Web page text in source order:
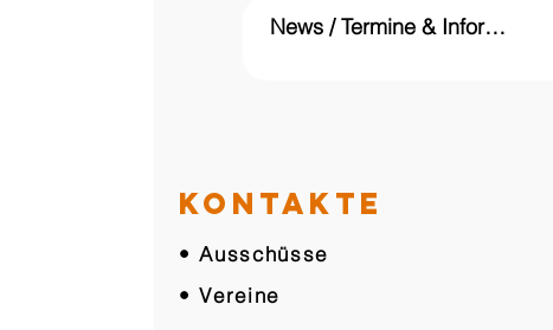
KONTAKTE
• Ausschüsse
• Vereine